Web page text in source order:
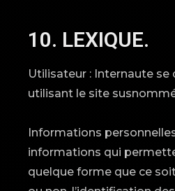
10. LEXIQUE.
Utilisateur : Internaute se
utilisant le site
Informations personnelles
informations qui
quelque forme que ce